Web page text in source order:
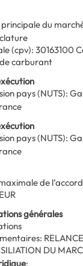
du
(cpv): 30163100
carburant
pays (NUTS):
pays (NUTS):
de
EUR
générales
:
DU
: